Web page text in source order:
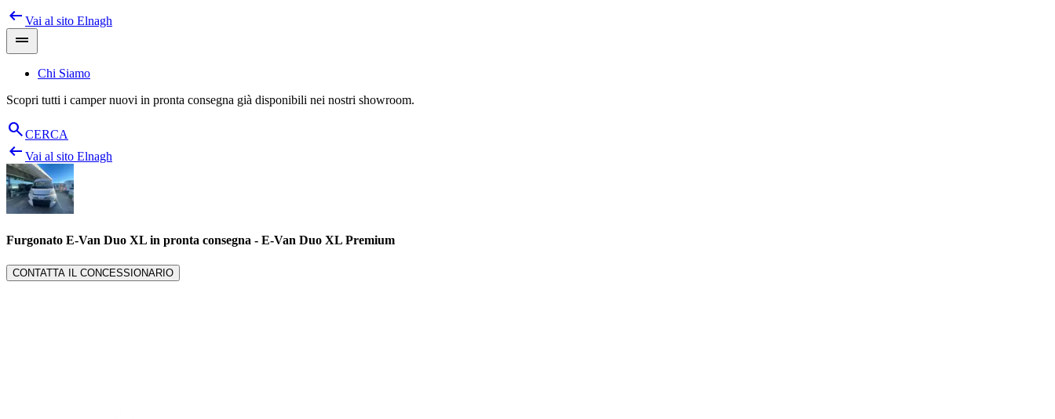
Salta
al
contenuto
arrow_left_alt Vai al sito Elnagh
drag_handle
Chi Siamo
Scopri tutti i camper nuovi in pronta consegna già disponibili nei nostri showroom.
searchCERCA
arrow_left_alt Vai al sito Elnagh
Furgonato E-Van Duo XL in pronta consegna - E-Van Duo XL Premium
CONTATTA IL CONCESSIONARIO